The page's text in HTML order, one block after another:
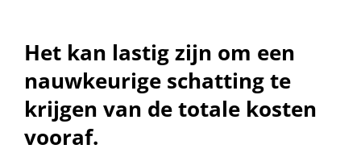
Het kan lastig zijn om een
nauwkeurige schatting te
krijgen van de totale kosten
vooraf.